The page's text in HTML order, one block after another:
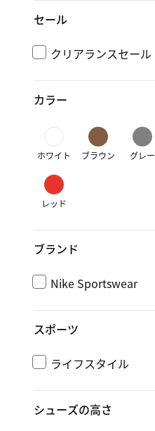
セール
クリアランスセール
カラー
ホワイト ブラウン グレー
レッド
ブランド
Nike Sportswear
スポーツ
ライフスタイル
シューズの高さ